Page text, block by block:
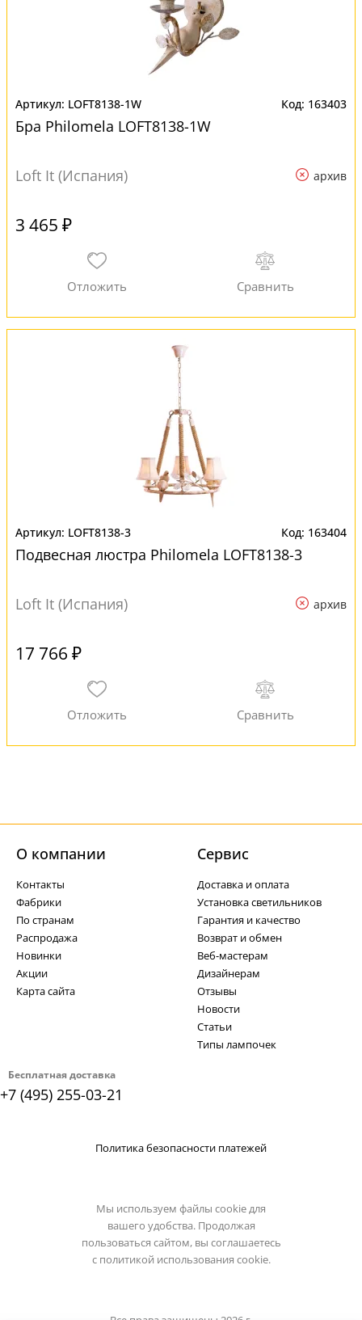
LOFT8138-1W 163403
Бра Philomela LOFT8138-1W
Loft It (Испания) архив
3 465 ₽
LOFT8138-3 163404
Подвесная люстра Philomela LOFT8138-3
Loft It (Испания) архив
17 766 ₽
Бесплатная доставка
+7 (495) 255-03-21
О компании
Контакты
Фабрики
По странам
Распродажа
Новинки
Акции
Карта сайта
Cервис
Доставка и оплата
Установка светильников
Гарантия и качество
Возврат и обмен
Веб-мастерам
Дизайнерам
Отзывы
Новости
Статьи
Типы лампочек
Политика безопасности платежей
Мы используем файлы cookie для
вашего удобства. Продолжая
пользоваться сайтом, вы соглашаетесь
с политикой использования cookie.